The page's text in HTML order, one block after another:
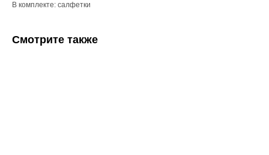
В комплекте: салфетки
Смотрите также